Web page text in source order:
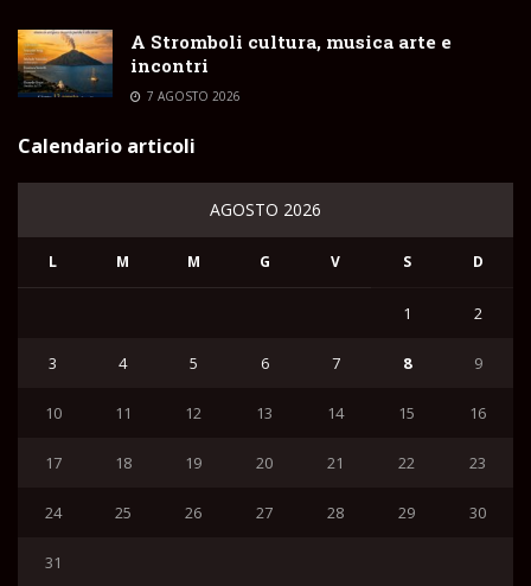
A Stromboli cultura, musica arte e
incontri
7 AGOSTO 2026
Calendario articoli
AGOSTO 2026
L M M G V S D
1 2
3 4 5 6 7 8 9
10 11 12 13 14 15 16
17 18 19 20 21 22 23
24 25 26 27 28 29 30
31